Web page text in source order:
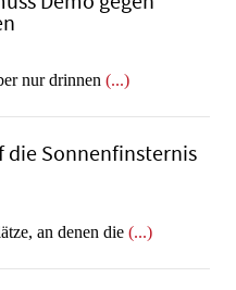
nur drinnen (...)
die Sonnenfinsternis
an denen die (...)